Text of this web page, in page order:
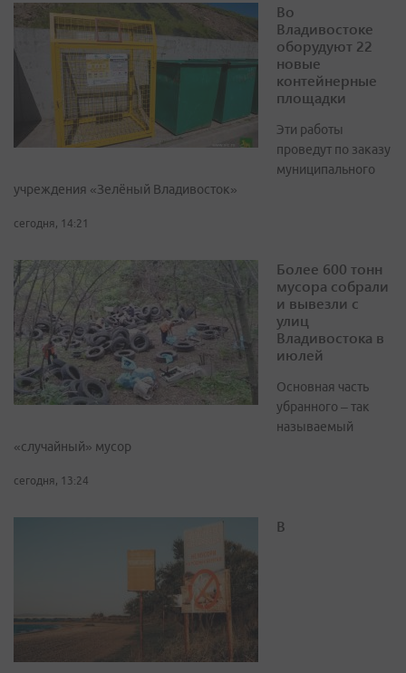
Во
Владивостоке
оборудуют 22
новые
контейнерные
площадки
Эти работы
проведут по заказу
муниципального
учреждения «Зелёный Владивосток»
сегодня, 14:21
Более 600 тонн
мусора собрали
и вывезли с
улиц
Владивостока в
июлей
Основная часть
убранного – так
называемый
«случайный» мусор
сегодня, 13:24
В